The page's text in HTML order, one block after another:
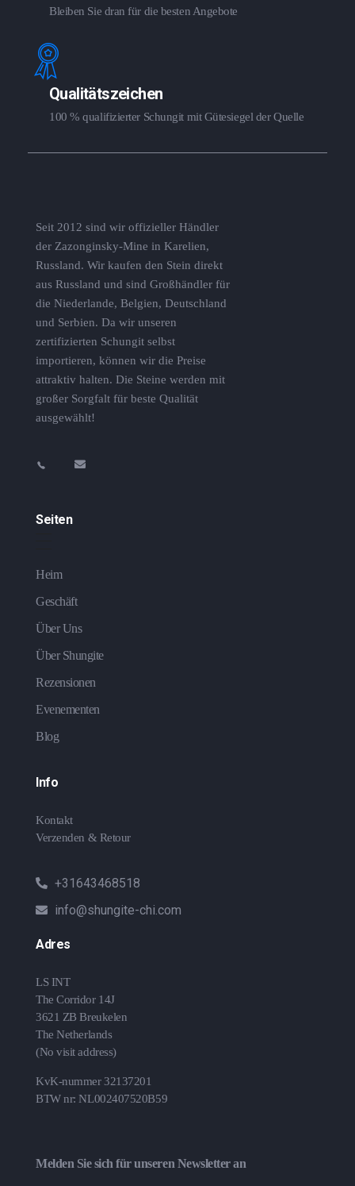
Bleiben Sie dran für die besten Angebote
Qualitätszeichen
100 % qualifizierter Schungit mit Gütesiegel der Quelle
Seit 2012 sind wir offizieller Händler
der Zazonginsky-Mine in Karelien,
Russland. Wir kaufen den Stein direkt
aus Russland und sind Großhändler für
die Niederlande, Belgien, Deutschland
und Serbien. Da wir unseren
zertifizierten Schungit selbst
importieren, können wir die Preise
attraktiv halten. Die Steine ​​werden mit
großer Sorgfalt für beste Qualität
ausgewählt!
Seiten
Heim
Geschäft
Über Uns
Über Shungite
Rezensionen
Evenementen
Blog
Info
Kontakt
Verzenden & Retour
+31643468518
info@shungite-chi.com
Adres
LS INT
The Corridor 14J
3621 ZB Breukelen
The Netherlands
(No visit address)
KvK-nummer 32137201
BTW nr: NL002407520B59
Melden Sie sich für unseren Newsletter an